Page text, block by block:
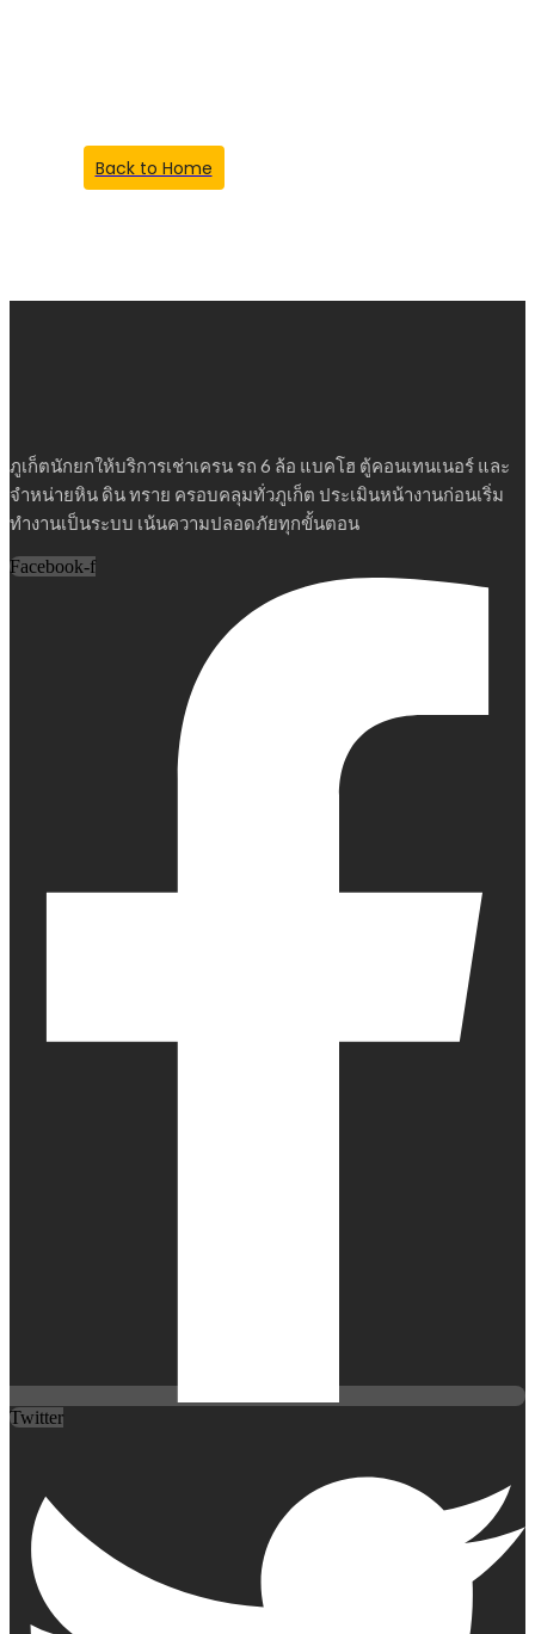
Back to Home
ภูเก็ตนักยกให้บริการเช่าเครน รถ 6 ล้อ แบคโฮ ตู้คอนเทนเนอร์ และ
จำหน่ายหิน ดิน ทราย ครอบคลุมทั่วภูเก็ต ประเมินหน้างานก่อนเริ่ม
ทำงานเป็นระบบ เน้นความปลอดภัยทุกขั้นตอน
Facebook-f
Twitter